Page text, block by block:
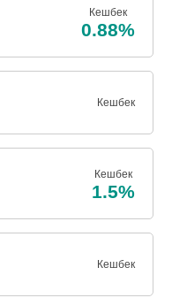
Кешбек
0.88%
Кешбек
Кешбек
1.5%
Кешбек